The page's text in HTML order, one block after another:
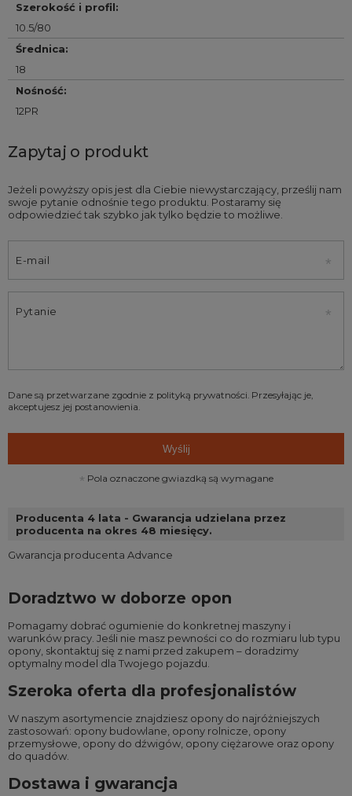
Szerokość i profil:
10.5/80
Średnica:
18
Nośność:
12PR
Zapytaj o produkt
Jeżeli powyższy opis jest dla Ciebie niewystarczający, prześlij nam
swoje pytanie odnośnie tego produktu. Postaramy się
odpowiedzieć tak szybko jak tylko będzie to możliwe.
E-mail
Pytanie
Dane są przetwarzane zgodnie z polityką prywatności. Przesyłając je,
akceptujesz jej postanowienia.
Wyślij
Pola oznaczone gwiazdką są wymagane
Producenta 4 lata - Gwarancja udzielana przez
producenta na okres 48 miesięcy.
Gwarancja producenta Advance
Doradztwo w doborze opon
Pomagamy dobrać ogumienie do konkretnej maszyny i
warunków pracy. Jeśli nie masz pewności co do rozmiaru lub typu
opony, skontaktuj się z nami przed zakupem – doradzimy
optymalny model dla Twojego pojazdu.
Szeroka oferta dla profesjonalistów
W naszym asortymencie znajdziesz opony do najróżniejszych
zastosowań: opony budowlane opony rolnicze opony
przemysłowe opony do dźwigów opony ciężarowe oraz opony
do quadów
Dostawa i gwarancja